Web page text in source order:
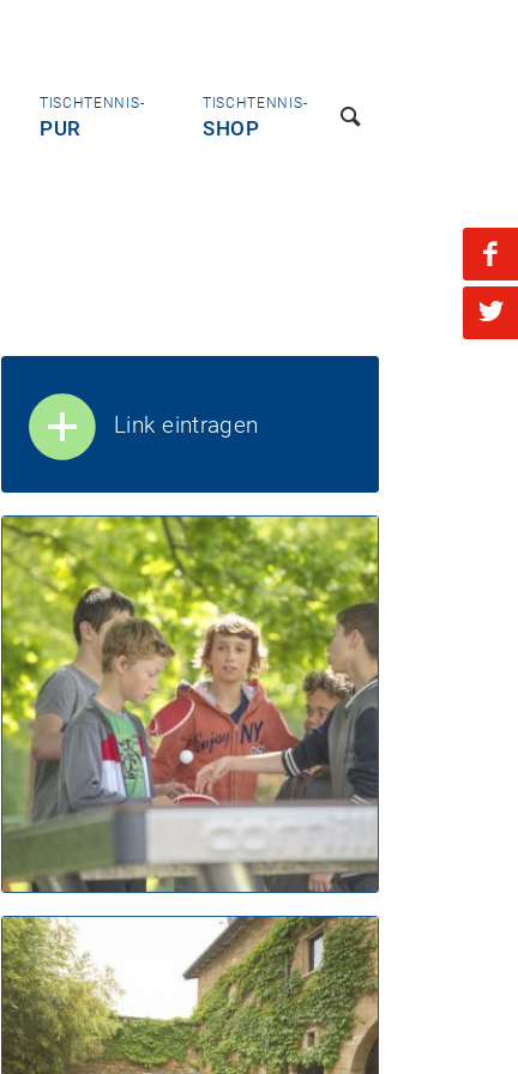
TISCHTENNIS-
PUR
TISCHTENNIS-
SHOP
Link eintragen